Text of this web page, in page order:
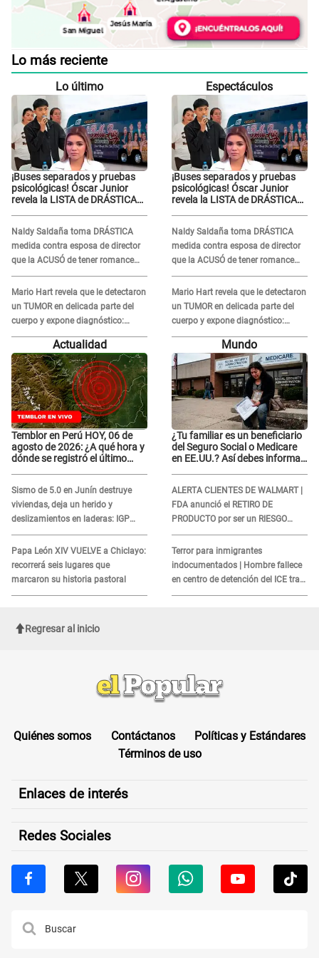
Lo más reciente
Lo último
¡Buses separados y pruebas
psicológicas! Óscar Junior
revela la LISTA de DRÁSTICAS
en 'La Bella Luz' tras caso
Naldy Saldaña
Naldy Saldaña toma DRÁSTICA
medida contra esposa de director
que la ACUSÓ de tener romance
con él: "Muy triste..."
Mario Hart revela que le detectaron
un TUMOR en delicada parte del
cuerpo y expone diagnóstico:
"Dolores muy fuertes..."
Espectáculos
¡Buses separados y pruebas
psicológicas! Óscar Junior
revela la LISTA de DRÁSTICAS
en 'La Bella Luz' tras caso
Naldy Saldaña
Naldy Saldaña toma DRÁSTICA
medida contra esposa de director
que la ACUSÓ de tener romance
con él: "Muy triste..."
Mario Hart revela que le detectaron
un TUMOR en delicada parte del
cuerpo y expone diagnóstico:
"Dolores muy fuertes..."
Actualidad
Temblor en Perú HOY, 06 de
agosto de 2026: ¿A qué hora y
dónde se registró el último
Sismo de 5.0 en Junín destruye
viviendas, deja un herido y
deslizamientos en laderas: IGP
alerta sobre posibles réplicas
Papa León XIV VUELVE a Chiclayo:
recorrerá seis lugares que
marcaron su historia pastoral
Mundo
¿Tu familiar es un beneficiario
del Seguro Social o Medicare
en EE.UU.? Así debes informar
ALERTA CLIENTES DE WALMART |
FDA anunció el RETIRO DE
PRODUCTO por ser un RIESGO
MORTAL para consumidores: ¿Cuál
es?
Terror para inmigrantes
indocumentados | Hombre fallece
en centro de detención del ICE tras
sufrir una "emergencia médica"
Regresar al inicio
Quiénes somos Contáctanos
Políticas y Estándares
Términos de uso
Enlaces de interés
Redes Sociales